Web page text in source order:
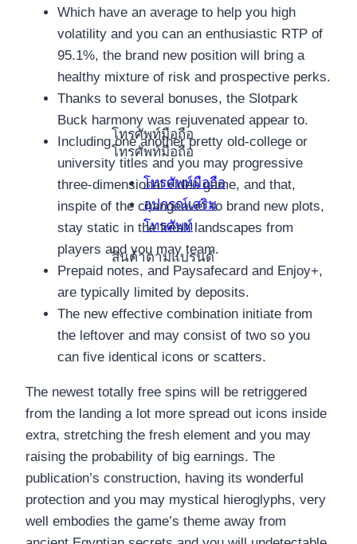
โทรศัพท์มือถือ
โทรศัพท์มือถือ
โทรศัพท์มือถือ
อุปกรณ์เสริม
โทรศัพท์
สินค้าตามแบรนด์
Which have an average to help you high
volatility and you can an enthusiastic RTP of
95.1%, the brand new position will bring a
healthy mixture of risk and prospective perks.
Thanks to several bonuses, the Slotpark
Buck harmony was rejuvenated appear to.
Including one another pretty old-college or
university titles and you may progressive
three-dimensional video game, and that,
inspite of the changeover to brand new plots,
stay static in the fresh landscapes from
players and you may team.
Prepaid notes, and Paysafecard and Enjoy+,
are typically limited by deposits.
The new effective combination initiate from
the leftover and may consist of two so you
can five identical icons or scatters.
The newest totally free spins will be retriggered
from the landing a lot more spread out icons inside
extra, stretching the fresh element and you may
raising the probability of big earnings. The
publication’s construction, having its wonderful
protection and you may mystical hieroglyphs, very
well embodies the game’s theme away from